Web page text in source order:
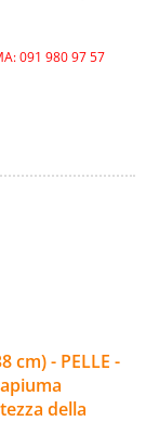
091 980 97 57
cm) - PELLE -
della